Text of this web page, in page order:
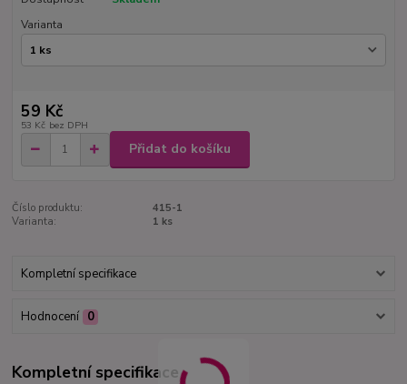
Varianta
59 Kč
53 Kč bez DPH
Přidat do košíku
Číslo produktu:
415-1
Varianta:
1 ks
Kompletní specifikace
Hodnocení 0
Kompletní specifikace